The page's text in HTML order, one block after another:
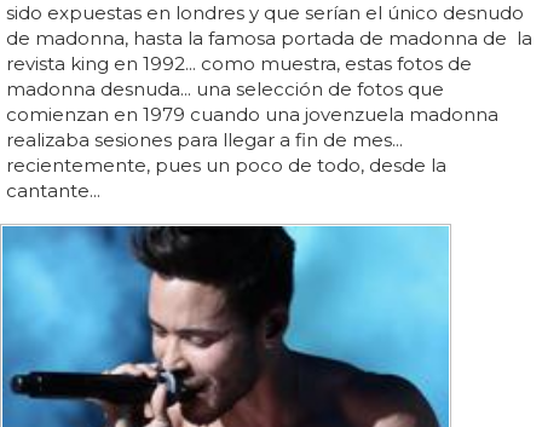
sido expuestas en londres y que serían el único desnudo
de madonna, hasta la famosa portada de madonna de la
revista king en 1992... como muestra, estas fotos de
madonna desnuda... una selección de fotos que
comienzan en 1979 cuando una jovenzuela madonna
realizaba sesiones para llegar a fin de mes...
recientemente, pues un poco de todo, desde la
cantante...